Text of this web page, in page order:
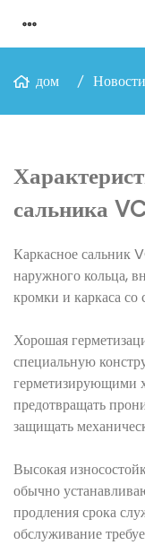
дом Новости
сальника
Каркасное сальник
наружного кольца,
кромки и каркаса
Хорошая
специальную
герметизирующими
предотвращать
защищать
Высокая
обычно
продления срока
обслуживание